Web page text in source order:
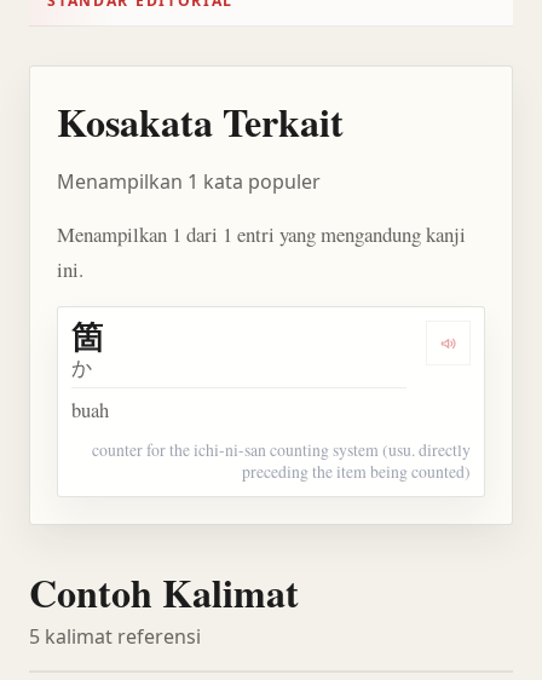
Kosakata Terkait
Menampilkan 1 kata populer
Menampilkan 1 dari 1 entri yang mengandung kanji
ini.
Dengarkan
箇
か
buah
counter for the ichi-ni-san counting system (usu. directly
preceding the item being counted)
Contoh Kalimat
5 kalimat referensi